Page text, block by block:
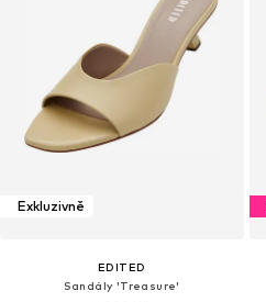
Exkluzivně
EDITED
Sandály 'Treasure'